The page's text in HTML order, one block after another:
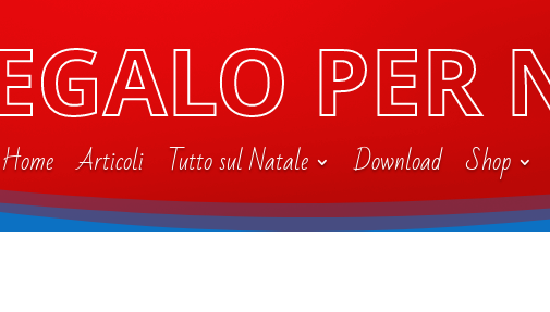
PER
Home Articoli Tutto sul Natale Download Shop